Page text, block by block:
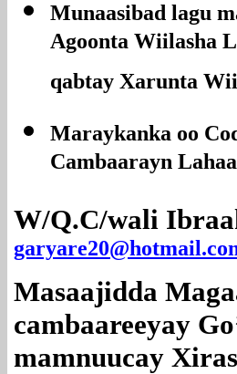
Munaasibad lagu
Agoonta Wiilasha
qabtay Xarunta
Maraykanka oo
Cambaarayn
W/Q.C/wali
Masaajidda
cambaareeyay
mamnuucay